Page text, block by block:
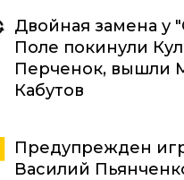
Двойная замена у
Поле покинули
Перченок, вышли
Кабутов
Предупрежден
Василий